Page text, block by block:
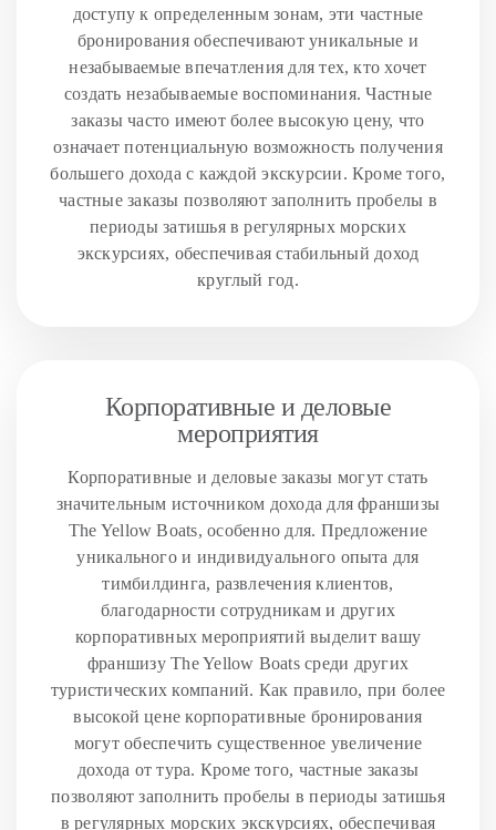
доступу к определенным зонам, эти частные
бронирования обеспечивают уникальные и
незабываемые впечатления для тех, кто хочет
создать незабываемые воспоминания. Частные
заказы часто имеют более высокую цену, что
означает потенциальную возможность получения
большего дохода с каждой экскурсии. Кроме того,
частные заказы позволяют заполнить пробелы в
периоды затишья в регулярных морских
экскурсиях, обеспечивая стабильный доход
круглый год.
Корпоративные и деловые
мероприятия
Корпоративные и деловые заказы могут стать
значительным источником дохода для франшизы
The Yellow Boats, особенно для. Предложение
уникального и индивидуального опыта для
тимбилдинга, развлечения клиентов,
благодарности сотрудникам и других
корпоративных мероприятий выделит вашу
франшизу The Yellow Boats среди других
туристических компаний. Как правило, при более
высокой цене корпоративные бронирования
могут обеспечить существенное увеличение
дохода от тура. Кроме того, частные заказы
позволяют заполнить пробелы в периоды затишья
в регулярных морских экскурсиях, обеспечивая